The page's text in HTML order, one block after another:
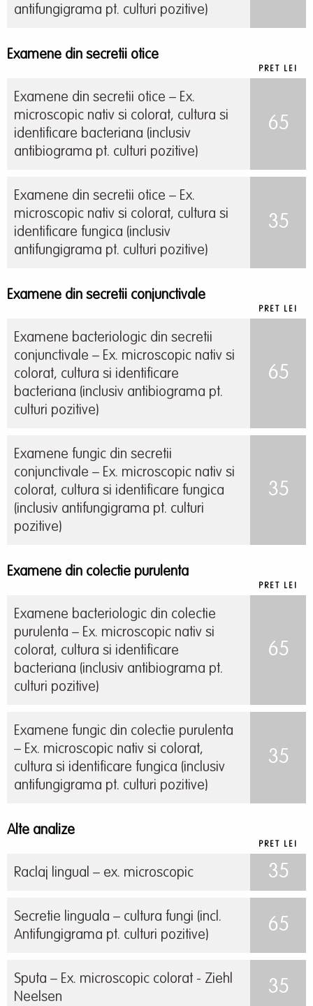
antifungigrama pt. culturi pozitive)
Examene din secretii otice
PRET LEI
Examene din secretii otice – Ex.
microscopic nativ si colorat, cultura si
identificare bacteriana (inclusiv
antibiograma pt. culturi pozitive)
65
Examene din secretii otice – Ex.
microscopic nativ si colorat, cultura si
identificare fungica (inclusiv
antifungigrama pt. culturi pozitive)
35
Examene din secretii conjunctivale
PRET LEI
Examene bacteriologic din secretii
conjunctivale – Ex. microscopic nativ si
colorat, cultura si identificare
bacteriana (inclusiv antibiograma pt.
culturi pozitive)
65
Examene fungic din secretii
conjunctivale – Ex. microscopic nativ si
colorat, cultura si identificare fungica
(inclusiv antifungigrama pt. culturi
pozitive)
35
Examene din colectie purulenta
PRET LEI
Examene bacteriologic din colectie
purulenta – Ex. microscopic nativ si
colorat, cultura si identificare
bacteriana (inclusiv antibiograma pt.
culturi pozitive)
65
Examene fungic din colectie purulenta
– Ex. microscopic nativ si colorat,
cultura si identificare fungica (inclusiv
antifungigrama pt. culturi pozitive)
35
Alte analize
PRET LEI
Raclaj lingual – ex. microscopic 35
Secretie linguala – cultura fungi (incl.
Antifungigrama pt. culturi pozitive)
65
Sputa – Ex. microscopic colorat - Ziehl
Neelsen
35